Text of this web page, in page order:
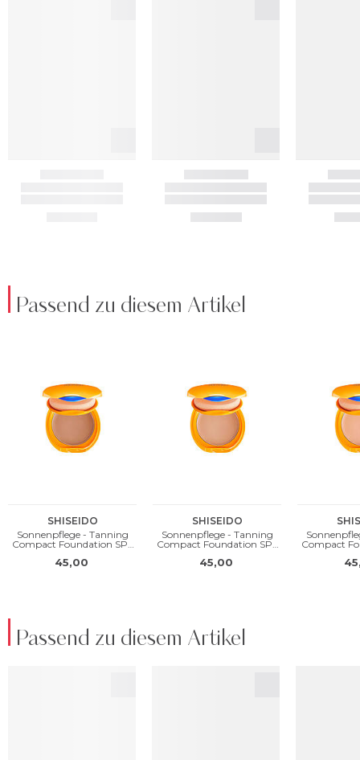
Passend zu diesem Artikel
Passend zu diesem Artikel